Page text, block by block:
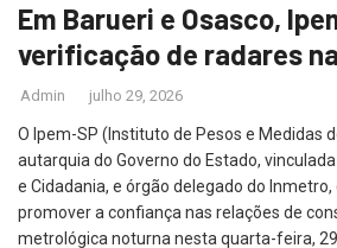
Em Barueri e Osasco,
verificação de radares na
Admin julho 29, 2026
O Ipem-SP (Instituto de Pesos e Medidas
autarquia do Governo do Estado,
e Cidadania, e órgão delegado do
promover a confiança nas relações de
metrológica noturna nesta quarta-feira,